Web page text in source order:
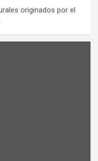
originados por el